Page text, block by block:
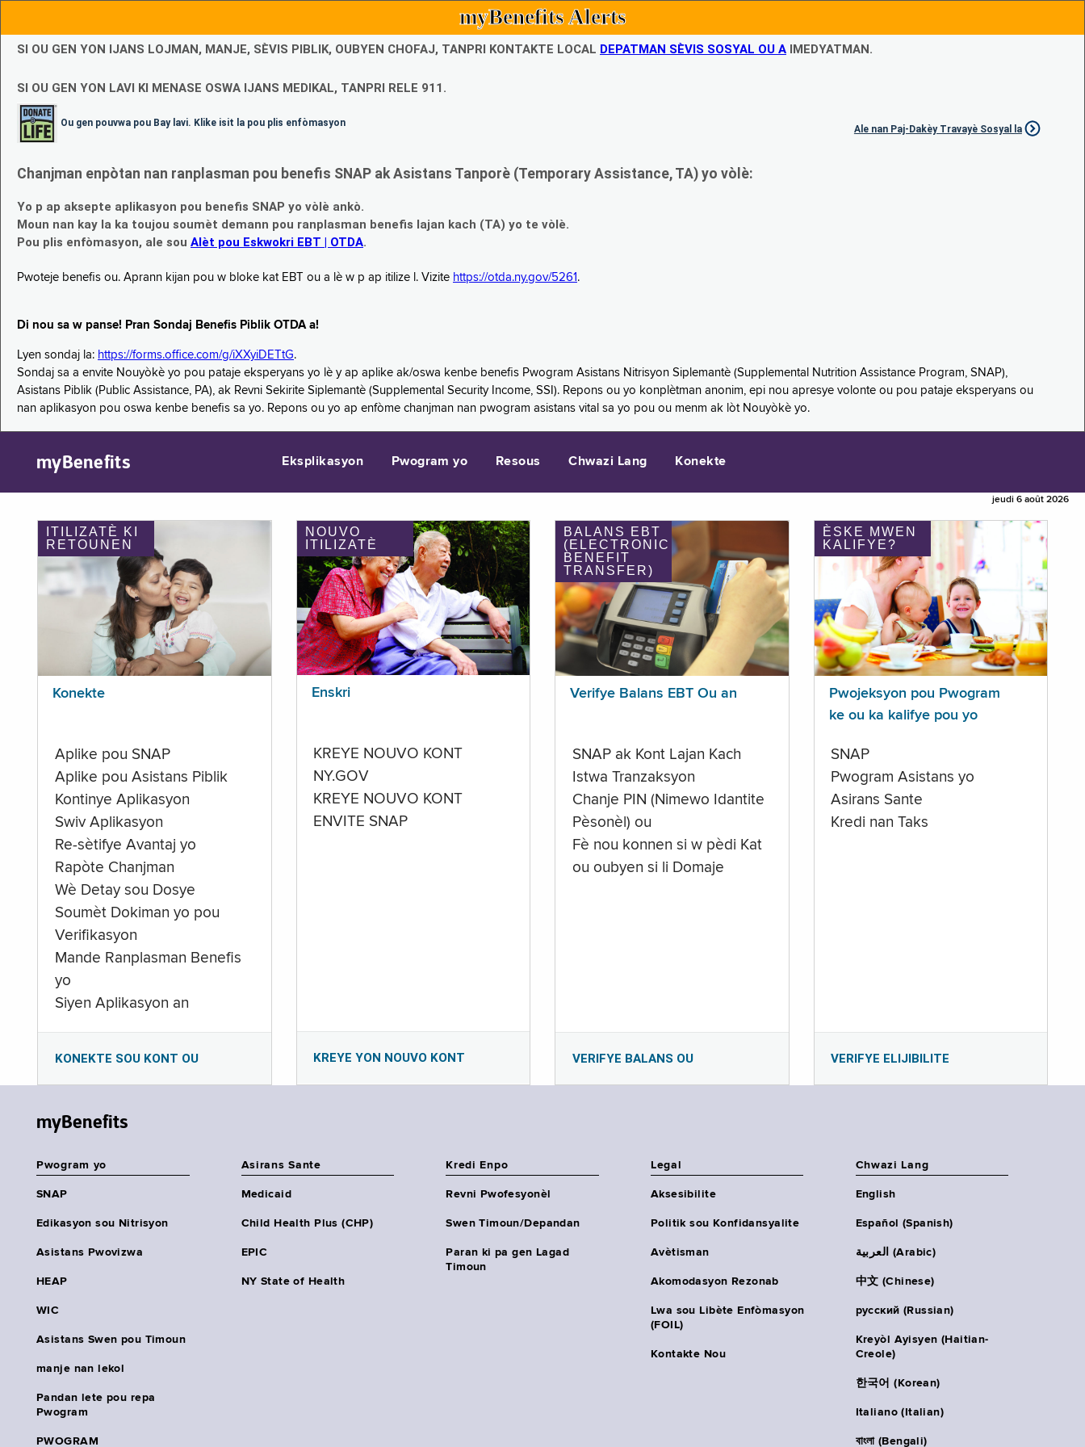
myBenefits Alerts
SI OU GEN YON IJANS LOJMAN, MANJE, SÈVIS PIBLIK, OUBYEN CHOFAJ, TANPRI KONTAKTE LOCAL DEPATMAN SÈVIS SOSYAL OU A IMEDYATMAN.
SI OU GEN YON LAVI KI MENASE OSWA IJANS MEDIKAL, TANPRI RELE 911.
Ou gen pouvwa pou Bay lavi. Klike isit la pou plis enfòmasyon
Ale nan Paj-Dakèy Travayè Sosyal la
Chanjman enpòtan nan ranplasman pou benefis SNAP ak Asistans Tanporè (Temporary Assistance, TA) yo vòlè:
Yo p ap aksepte aplikasyon pou benefis SNAP yo vòlè ankò.
Moun nan kay la ka toujou soumèt demann pou ranplasman benefis lajan kach (TA) yo te vòlè.
Pou plis enfòmasyon, ale sou Alèt pou Eskwokri EBT | OTDA.
Pwoteje benefis ou. Aprann kijan pou w bloke kat EBT ou a lè w p ap itilize l. Vizite https://otda.ny.gov/5261 .
Di nou sa w panse! Pran Sondaj Benefis Piblik OTDA a!
Lyen sondaj la: https://forms.office.com/g/iXXyiDETtG.
Sondaj sa a envite Nouyòkè yo pou pataje eksperyans yo lè y ap aplike ak/oswa kenbe benefis Pwogram Asistans Nitrisyon Siplemantè (Supplemental Nutrition Assistance Program, SNAP),
Asistans Piblik (Public Assistance, PA), ak Revni Sekirite Siplemantè (Supplemental Security Income, SSI). Repons ou yo konplètman anonim, epi nou apresye volonte ou pou pataje eksperyans ou
nan aplikasyon pou oswa kenbe benefis sa yo. Repons ou yo ap enfòme chanjman nan pwogram asistans vital sa yo pou ou menm ak lòt Nouyòkè yo.
myBenefits Eksplikasyon Pwogram yo Resous Chwazi Lang Konekte
jeudi 6 août 2026
ITILIZATÈ KI
RETOUNEN
Konekte
Aplike pou SNAP
Aplike pou Asistans Piblik
Kontinye Aplikasyon
Swiv Aplikasyon
Re-sètifye Avantaj yo
Rapòte Chanjman
Wè Detay sou Dosye
Soumèt Dokiman yo pou
Verifikasyon
Mande Ranplasman Benefis
yo
Siyen Aplikasyon an
KONEKTE SOU KONT OU
NOUVO
ITILIZATÈ
Enskri
KREYE NOUVO KONT
NY.GOV
KREYE NOUVO KONT
ENVITE SNAP
KREYE YON NOUVO KONT
BALANS EBT
(ELECTRONIC
BENEFIT
TRANSFER)
Verifye Balans EBT Ou an
SNAP ak Kont Lajan Kach
Istwa Tranzaksyon
Chanje PIN (Nimewo Idantite
Pèsonèl) ou
Fè nou konnen si w pèdi Kat
ou oubyen si li Domaje
VERIFYE BALANS OU
ÈSKE MWEN
KALIFYE?
Pwojeksyon pou Pwogram
ke ou ka kalifye pou yo
SNAP
Pwogram Asistans yo
Asirans Sante
Kredi nan Taks
VERIFYE ELIJIBILITE
myBenefits
Pwogram yo
SNAP
Edikasyon sou Nitrisyon
Asistans Pwovizwa
HEAP
WIC
Asistans Swen pou Timoun
manje nan lekol
Pandan lete pou repa
Pwogram
PWOGRAM
Asirans Sante
Medicaid
Child Health Plus (CHP)
EPIC
NY State of Health
Kredi Enpo
Revni Pwofesyonèl
Swen Timoun/Depandan
Paran ki pa gen Lagad
Timoun
Legal
Aksesibilite
Politik sou Konfidansyalite
Avètisman
Akomodasyon Rezonab
Lwa sou Libète Enfòmasyon
(FOIL)
Kontakte Nou
Chwazi Lang
English
Español (Spanish)
العربية (Arabic)
中文 (Chinese)
русский (Russian)
Kreyòl Ayisyen (Haitian-
Creole)
한국어 (Korean)
Italiano (Italian)
বাংলা (Bengali)